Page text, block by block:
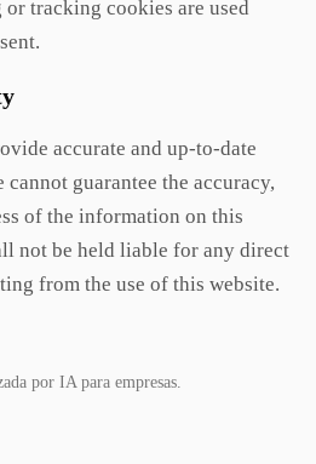
tracking cookies are used
accurate and up-to-date
guarantee the accuracy,
of the information on this
not be held liable for any direct
from the use of this website.
por IA para empresas.